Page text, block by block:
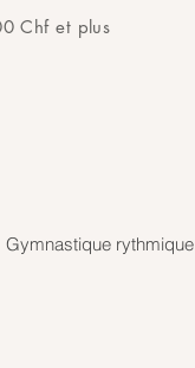
Chf et plus
Gymnastique rythmique